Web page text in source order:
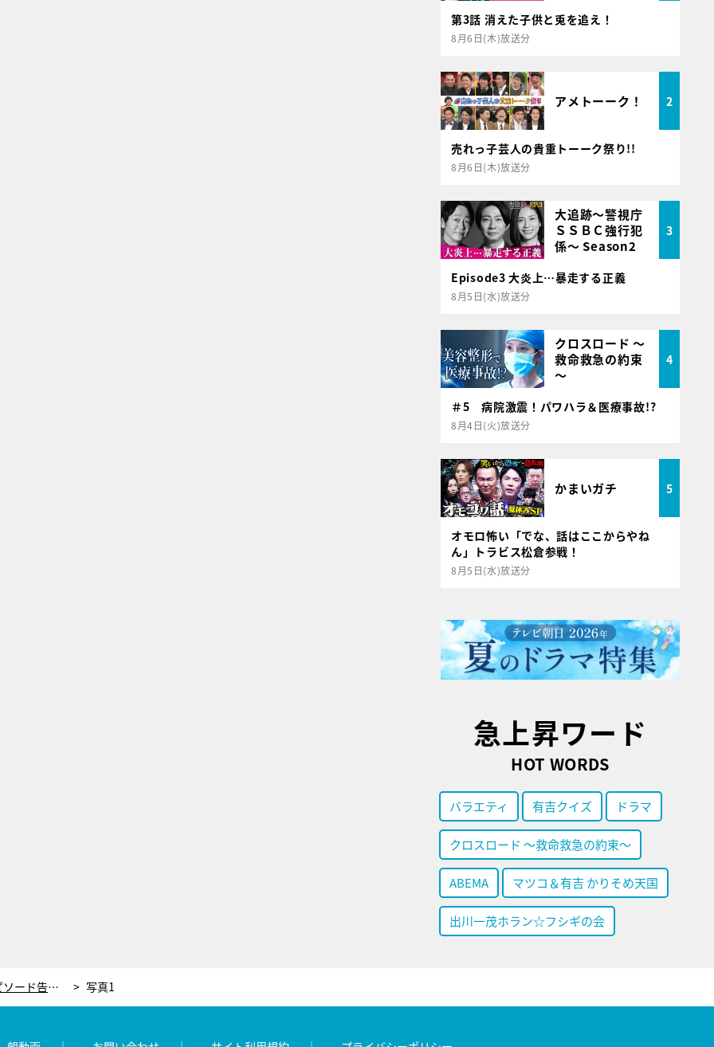
第3話 消えた子供と兎を追え！
8月6日(木)放送分
アメトーーク！ 2
売れっ子芸人の貴重トーーク祭り!!
8月6日(木)放送分
大追跡～警視庁
ＳＳＢＣ強行犯
係～ Season2
3
Episode3 大炎上…暴走する正義
8月5日(水)放送分
クロスロード ～
救命救急の約束
～
4
＃5 病院激震！パワハラ＆医療事故!?
8月4日(火)放送分
かまいガチ 5
オモロ怖い「でな、話はここからやね
ん」トラビス松倉参戦！
8月5日(水)放送分
急上昇ワード
HOT WORDS
バラエティ 有吉クイズ ドラマ
クロスロード ～救命救急の約束～
ABEMA マツコ＆有吉 かりそめ天国
出川一茂ホラン☆フシギの会
世良公則、デビュー当時の衝撃エピソード告白。苦楽を共にした戦友・桑田佳祐との交友 写真1